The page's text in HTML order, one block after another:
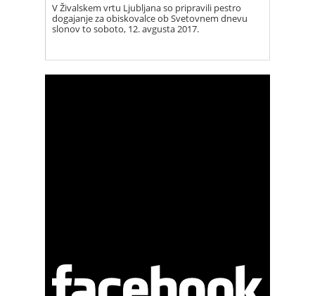
V Živalskem vrtu Ljubljana so pripravili pestro
dogajanje za obiskovalce ob Svetovnem dnevu
slonov to soboto, 12. avgusta 2017.